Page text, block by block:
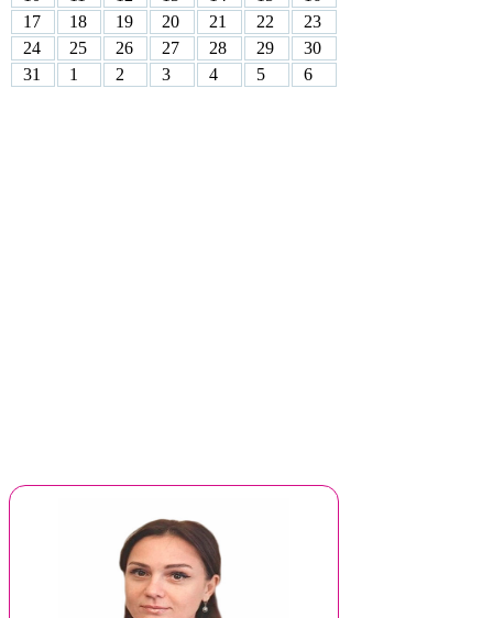
17
18 19 20 21 22
23
24
25 26 27 28 29
30
31
1 2 3 4 5 6